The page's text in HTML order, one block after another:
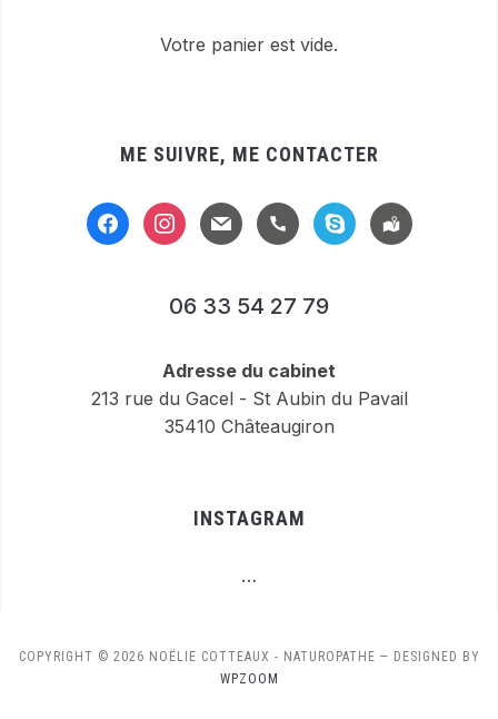
Votre panier est vide.
ME SUIVRE, ME CONTACTER
facebookinstagram
mail handsetskype
location-
alt
06 33 54 27 79
Adresse du cabinet
213 rue du Gacel - St Aubin du Pavail
35410 Châteaugiron
INSTAGRAM
…
COPYRIGHT © 2026 NOËLIE COTTEAUX - NATUROPATHE — DESIGNED BY
WPZOOM